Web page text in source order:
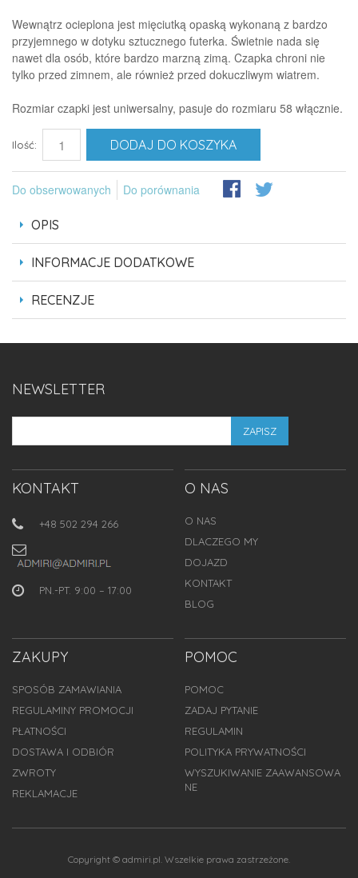
Wewnątrz ocieplona jest mięciutką opaską wykonaną z bardzo
przyjemnego w dotyku sztucznego futerka. Świetnie nada się
nawet dla osób, które bardzo marzną zimą. Czapka chroni nie
tylko przed zimnem, ale również przed dokuczliwym wiatrem.
Rozmiar czapki jest uniwersalny, pasuje do rozmiaru 58 włącznie.
Ilość: DODAJ DO KOSZYKA
Do obserwowanych Do porównania
OPIS
INFORMACJE DODATKOWE
RECENZJE
NEWSLETTER
ZAPISZ
KONTAKT
+48 502 294 266
PN.-PT. 9:00 – 17:00
O NAS
O NAS
DLACZEGO MY
DOJAZD
KONTAKT
BLOG
ZAKUPY
SPOSÓB ZAMAWIANIA
REGULAMINY PROMOCJI
PŁATNOŚCI
DOSTAWA I ODBIÓR
ZWROTY
REKLAMACJE
POMOC
POMOC
ZADAJ PYTANIE
REGULAMIN
POLITYKA PRYWATNOŚCI
WYSZUKIWANIE ZAAWANSOWA
NE
Copyright © admiri.pl. Wszelkie prawa zastrzeżone.